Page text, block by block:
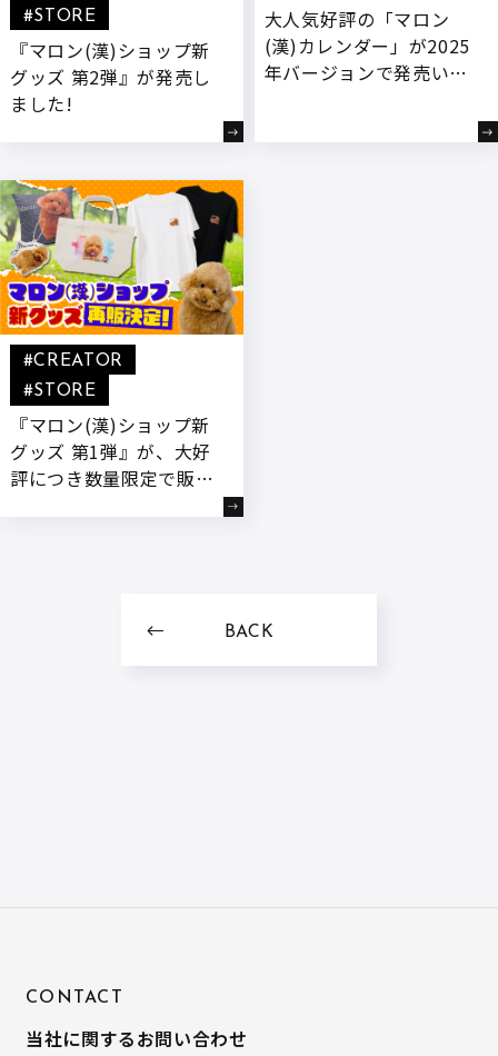
『マロン(漢)ショップ新
グッズ 第2弾』が発売し
ました!
#STORE
大人気好評の「マロン
(漢)カレンダー」が2025
年バージョンで発売いた
『マロン(漢)ショップ新
グッズ 第1弾』が、大好
評につき数量限定で販売
#CREATOR
#STORE
BACK
CONTACT
当社に関するお問い合わせ